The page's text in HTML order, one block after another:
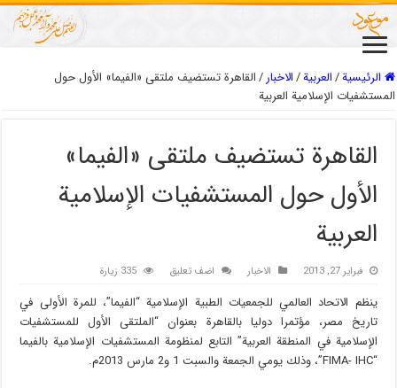
الرئيسية/العربیة/الاخبار/القاهرة تستضيف ملتقى «الفيما» الأول حول
المستشفيات الإسلامية العربية
القاهرة تستضيف ملتقى «الفيما»
الأول حول المستشفيات الإسلامية
العربية
فبراير 27, 2013 الاخبار اضف تعليق 335 زيارة
ينظم الاتحاد العالمي للجمعيات الطبية الإسلامية “الفيما”، للمرة الأولى في
تاريخ مصر، مؤتمرا دوليا بالقاهرة بعنوان “الملتقى الأول للمستشفيات
الإسلامية في المنطقة العربية” التابع لمنظومة المستشفيات الإسلامية بالفيما
“FIMA- IHC”، وذلك يومي الجمعة والسبت 1 و2 مارس 2013م.